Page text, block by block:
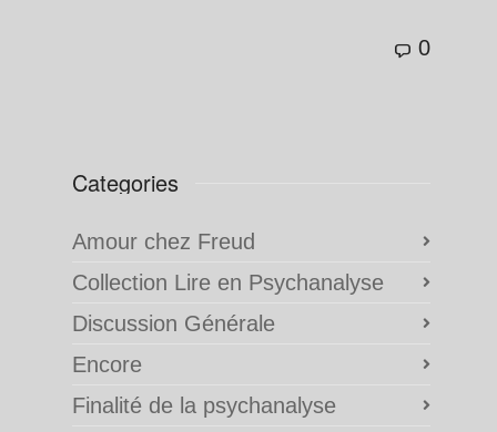
0
Categories
Amour chez Freud
Collection Lire en Psychanalyse
Discussion Générale
Encore
Finalité de la psychanalyse